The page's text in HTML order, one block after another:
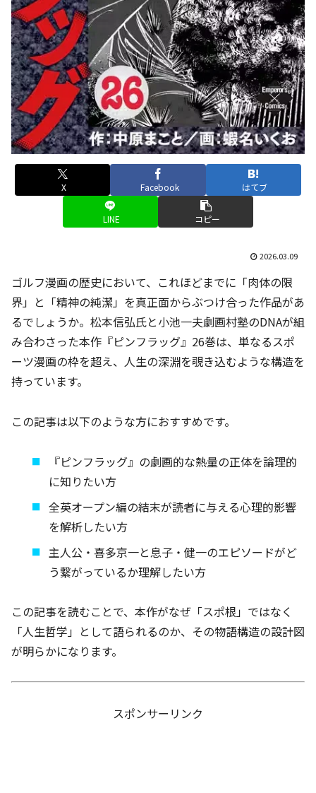
X Facebook はてブ
LINE コピー
2026.03.09
ゴルフ漫画の歴史において、これほどまでに「肉体の限
界」と「精神の純潔」を真正面からぶつけ合った作品があ
るでしょうか。松本信弘氏と小池一夫劇画村塾のDNAが組
み合わさった本作『ピンフラッグ』26巻は、単なるスポ
ーツ漫画の枠を超え、人生の深淵を覗き込むような構造を
持っています。
この記事は以下のような方におすすめです。
『ピンフラッグ』の劇画的な熱量の正体を論理的
に知りたい方
全英オープン編の結末が読者に与える心理的影響
を解析したい方
主人公・喜多京一と息子・健一のエピソードがど
う繋がっているか理解したい方
この記事を読むことで、本作がなぜ「スポ根」ではなく
「人生哲学」として語られるのか、その物語構造の設計図
が明らかになります。
スポンサーリンク